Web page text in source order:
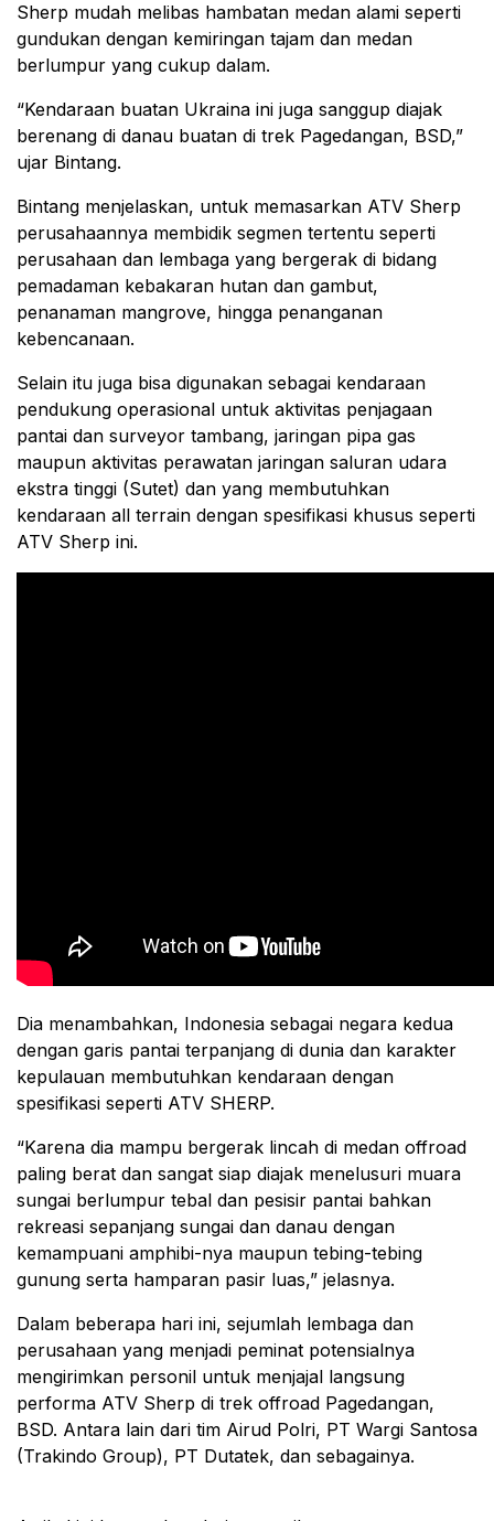
Sherp mudah melibas hambatan medan alami seperti
gundukan dengan kemiringan tajam dan medan
berlumpur yang cukup dalam.
“Kendaraan buatan Ukraina ini juga sanggup diajak
berenang di danau buatan di trek Pagedangan, BSD,”
ujar Bintang.
Bintang menjelaskan, untuk memasarkan ATV Sherp
perusahaannya membidik segmen tertentu seperti
perusahaan dan lembaga yang bergerak di bidang
pemadaman kebakaran hutan dan gambut,
penanaman mangrove, hingga penanganan
kebencanaan.
Selain itu juga bisa digunakan sebagai kendaraan
pendukung operasional untuk aktivitas penjagaan
pantai dan surveyor tambang, jaringan pipa gas
maupun aktivitas perawatan jaringan saluran udara
ekstra tinggi (Sutet) dan yang membutuhkan
kendaraan all terrain dengan spesifikasi khusus seperti
ATV Sherp ini.
Dia menambahkan, Indonesia sebagai negara kedua
dengan garis pantai terpanjang di dunia dan karakter
kepulauan membutuhkan kendaraan dengan
spesifikasi seperti ATV SHERP.
“Karena dia mampu bergerak lincah di medan offroad
paling berat dan sangat siap diajak menelusuri muara
sungai berlumpur tebal dan pesisir pantai bahkan
rekreasi sepanjang sungai dan danau dengan
kemampuani amphibi-nya maupun tebing-tebing
gunung serta hamparan pasir luas,” jelasnya.
Dalam beberapa hari ini, sejumlah lembaga dan
perusahaan yang menjadi peminat potensialnya
mengirimkan personil untuk menjajal langsung
performa ATV Sherp di trek offroad Pagedangan,
BSD. Antara lain dari tim Airud Polri, PT Wargi Santosa
(Trakindo Group), PT Dutatek, dan sebagainya.